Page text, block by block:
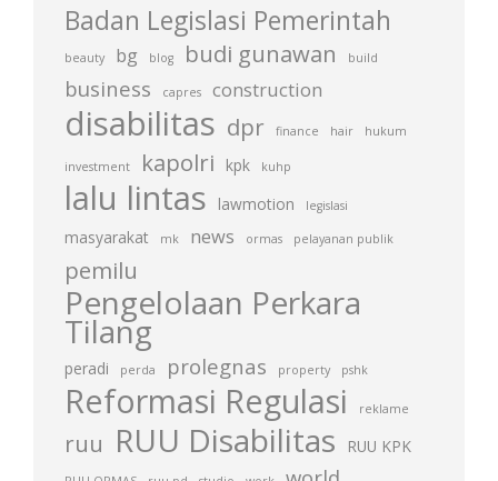
Badan Legislasi Pemerintah
beauty bg blog budi gunawan build
business capres construction
disabilitas dpr finance hair hukum
investment kapolri kpk kuhp
lalu lintas lawmotion legislasi
masyarakat mk news ormas pelayanan publik
pemilu
Pengelolaan Perkara
Tilang
peradi perda prolegnas property pshk
Reformasi Regulasi reklame
ruu RUU Disabilitas RUU KPK